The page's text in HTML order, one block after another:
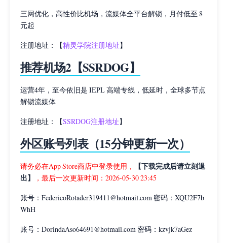
三网优化，高性价比机场，流媒体全平台解锁，月付低至 8
元起
注册地址：【精灵学院注册地址】
推荐机场2【SSRDOG】
运营4年，至今依旧是 IEPL 高端专线，低延时，全球多节点
解锁流媒体
注册地址：【SSRDOG注册地址】
外区账号列表（15分钟更新一次）
请务必在App Store商店中登录使用，
【下载完成后请立刻退
出】
，最后一次更新时间：2026-05-30 23:45
账号：FedericoRolader319411@hotmail.com 密码：XQU2F7b
WhH
账号：DorindaAso64691@hotmail.com 密码：kzvjk7aGez